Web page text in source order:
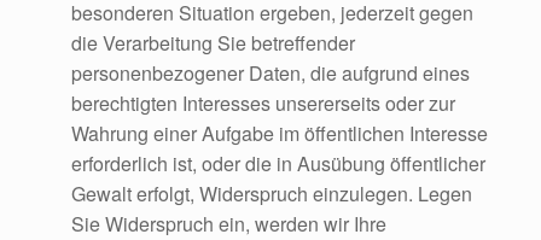
besonderen Situation ergeben, jederzeit gegen
die Verarbeitung Sie betreffender
personenbezogener Daten, die aufgrund eines
berechtigten Interesses unsererseits oder zur
Wahrung einer Aufgabe im öffentlichen Interesse
erforderlich ist, oder die in Ausübung öffentlicher
Gewalt erfolgt, Widerspruch einzulegen. Legen
Sie Widerspruch ein, werden wir Ihre